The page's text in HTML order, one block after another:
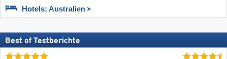
Hotels: Australien
Best of Testberichte